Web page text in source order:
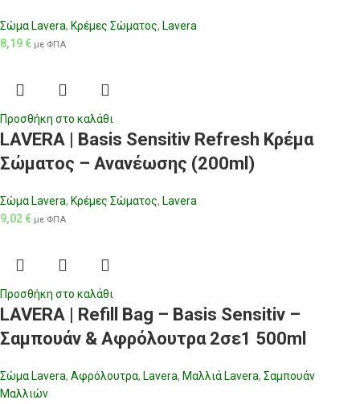
Σώμα Lavera, Κρέμες Σώματος, Lavera
8,19€ με ΦΠΑ
Προσθήκη στο καλάθι
LAVERA | Basis Sensitiv Refresh Κρέμα
Σώματος – Ανανέωσης (200ml)
Σώμα Lavera, Κρέμες Σώματος, Lavera
9,02€ με ΦΠΑ
Προσθήκη στο καλάθι
LAVERA | Refill Bag – Basis Sensitiv –
Σαμπουάν & Αφρόλουτρα 2σε1 500ml
Σώμα Lavera, Αφρόλουτρα, Lavera, Μαλλιά Lavera, Σαμπουάν
Μαλλιών